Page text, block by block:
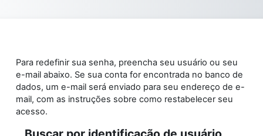
Para redefinir sua senha, preencha seu usuário ou seu
e-mail abaixo. Se sua conta for encontrada no banco de
dados, um e-mail será enviado para seu endereço de e-
mail, com as instruções sobre como restabelecer seu
acesso.